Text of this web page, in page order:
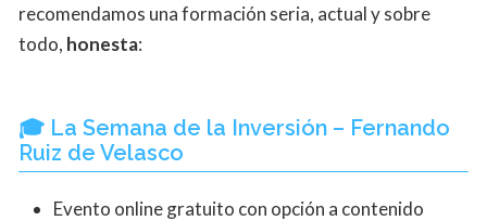
recomendamos una formación seria, actual y sobre
todo, honesta:
🎓 La Semana de la Inversión – Fernando
Ruiz de Velasco
Evento online gratuito con opción a contenido